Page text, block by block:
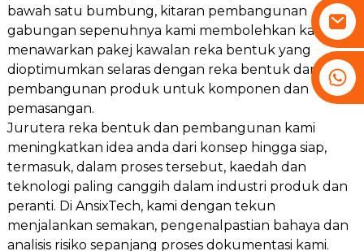
+86 13530645990
bawah satu bumbung, kitaran pembangunan
gabungan sepenuhnya kami membolehkan kami
menawarkan pakej kawalan reka bentuk yang
dioptimumkan selaras dengan reka bentuk dan
pembangunan produk untuk komponen dan
pemasangan.
Jurutera reka bentuk dan pembangunan kami
meningkatkan idea anda dari konsep hingga siap,
termasuk, dalam proses tersebut, kaedah dan
teknologi paling canggih dalam industri produk dan
peranti. Di AnsixTech, kami dengan tekun
menjalankan semakan, pengenalpastian bahaya dan
analisis risiko sepanjang proses dokumentasi kami.